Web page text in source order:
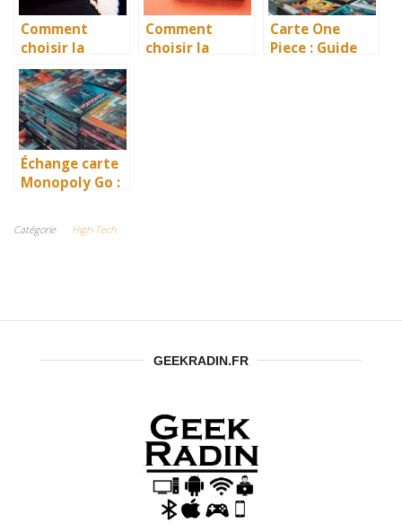
Comment
choisir la
bonne
plateforme de
Netlinking
pour son SEO ?
Comment
choisir la
Carte One
Piece : Guide
Échange carte
Monopoly Go :
récupérer des
cartes
Catégorie High-Tech
GEEKRADIN.FR